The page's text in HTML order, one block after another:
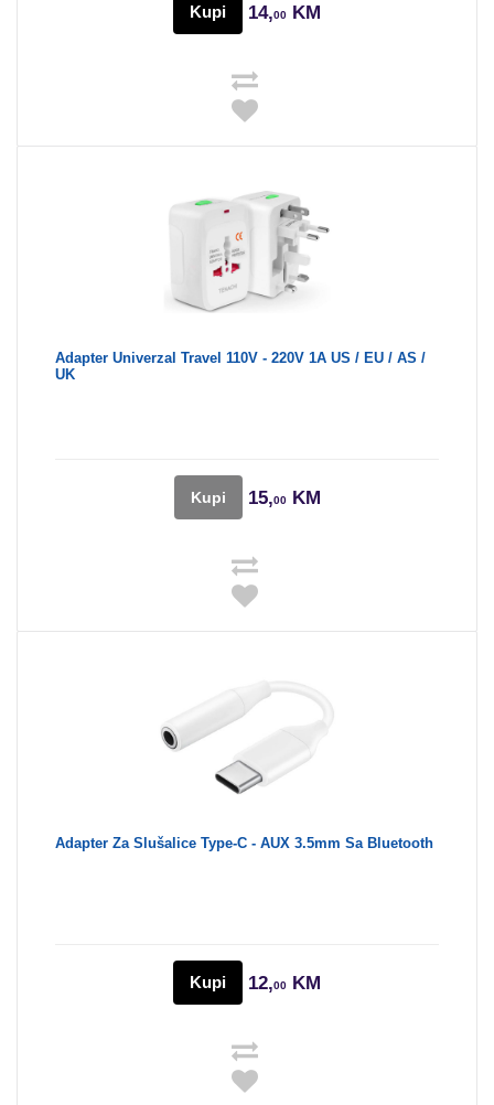
Kupi 14,00 KM
Adapter Univerzal Travel 110V - 220V 1A US / EU / AS /
UK
Kupi 15,00KM
Adapter Za Slušalice Type-C - AUX 3.5mm Sa Bluetooth
Kupi 12,00 KM